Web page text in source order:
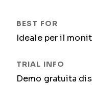
Ideale per il
Demo gratuita